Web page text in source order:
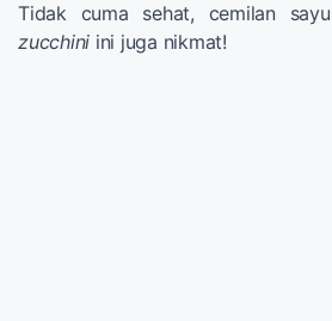
Tidak cuma sehat, cemilan
zucchini ini juga nikmat!